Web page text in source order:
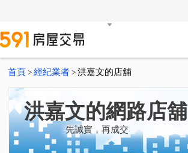
首頁 > 經紀業者 > 洪嘉文的店舖
洪嘉文的網路店舖
先誠實，再成交